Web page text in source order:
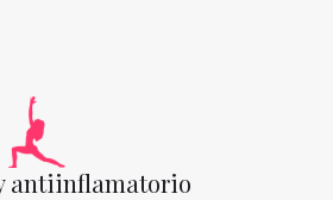
antiinflamatorio